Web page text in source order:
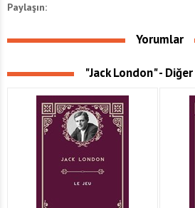
Paylaşın:
Yorumlar
"Jack London" -